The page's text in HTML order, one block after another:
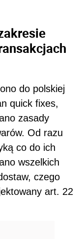
do polskiej
quick fixes,
zasady
Od razu
co do ich
wszelkich
czego
art. 22